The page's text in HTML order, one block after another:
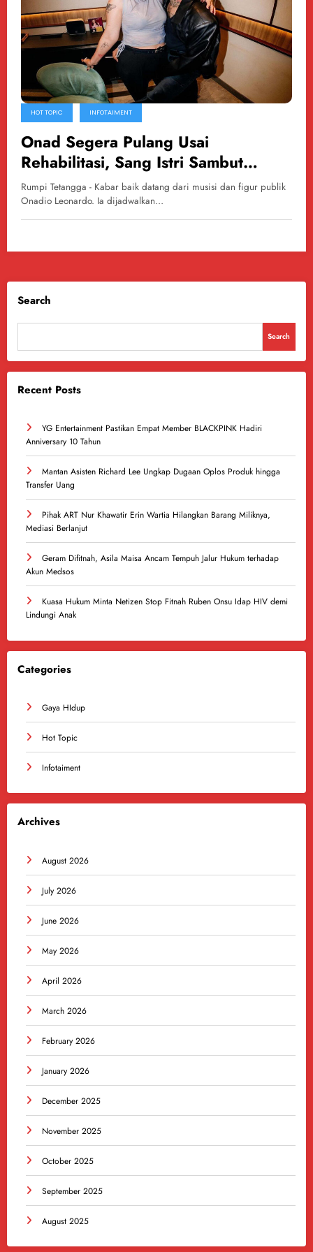
HOT TOPIC INFOTAIMENT
Onad Segera Pulang Usai
Rehabilitasi, Sang Istri Sambut
dengan Pesan Haru
Rumpi Tetangga - Kabar baik datang dari musisi dan figur publik
Onadio Leonardo. Ia dijadwalkan…
Search
Search
Recent Posts
YG Entertainment Pastikan Empat Member BLACKPINK Hadiri
Anniversary 10 Tahun
Mantan Asisten Richard Lee Ungkap Dugaan Oplos Produk hingga
Transfer Uang
Pihak ART Nur Khawatir Erin Wartia Hilangkan Barang Miliknya,
Mediasi Berlanjut
Geram Difitnah, Asila Maisa Ancam Tempuh Jalur Hukum terhadap
Akun Medsos
Kuasa Hukum Minta Netizen Stop Fitnah Ruben Onsu Idap HIV demi
Lindungi Anak
Categories
Gaya HIdup
Hot Topic
Infotaiment
Archives
August 2026
July 2026
June 2026
May 2026
April 2026
March 2026
February 2026
January 2026
December 2025
November 2025
October 2025
September 2025
August 2025